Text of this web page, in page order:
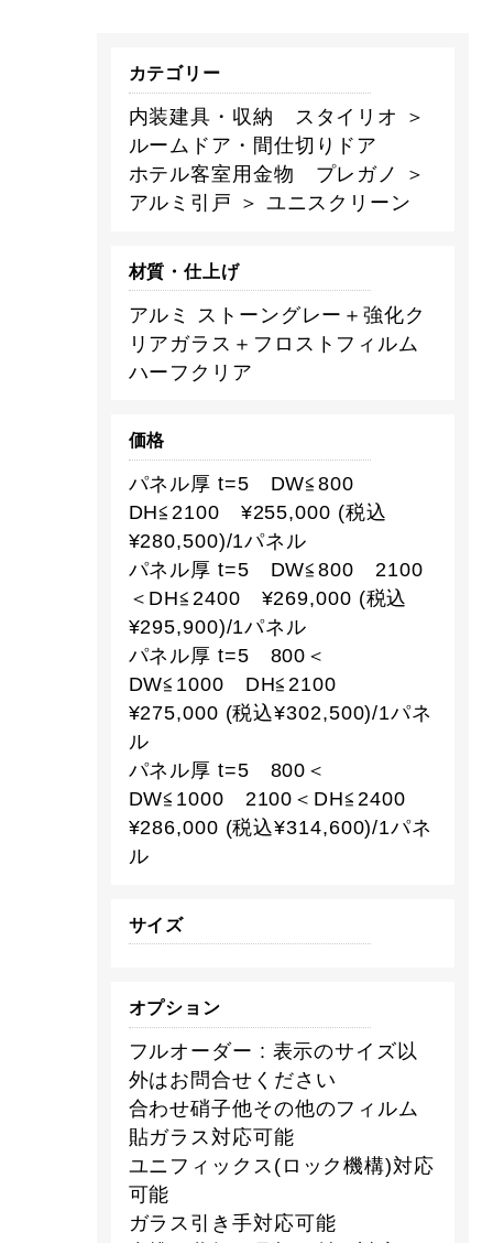
カテゴリー
内装建具・収納 スタイリオ ＞
ルームドア・間仕切りドア
ホテル客室用金物 プレガノ ＞
アルミ引戸 ＞ ユニスクリーン
材質・仕上げ
アルミ ストーングレー＋強化ク
リアガラス＋フロストフィルム
ハーフクリア
価格
パネル厚 t=5 DW≦800
DH≦2100 ¥255,000 (税込
¥280,500)/1パネル
パネル厚 t=5 DW≦800 2100
＜DH≦2400 ¥269,000 (税込
¥295,900)/1パネル
パネル厚 t=5 800＜
DW≦1000 DH≦2100
¥275,000 (税込¥302,500)/1パネ
ル
パネル厚 t=5 800＜
DW≦1000 2100＜DH≦2400
¥286,000 (税込¥314,600)/1パネ
ル
サイズ
オプション
フルオーダー : 表示のサイズ以
外はお問合せください
合わせ硝子他その他のフィルム
貼ガラス対応可能
ユニフィックス(ロック機構)対応
可能
ガラス引き手対応可能